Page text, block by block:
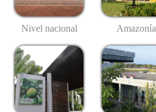
Nivel nacional Amazonía